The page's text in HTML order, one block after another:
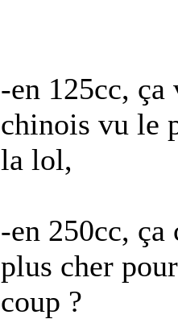
-en 125cc, ça
chinois vu le
la lol,
-en 250cc, ça
plus cher
coup ?